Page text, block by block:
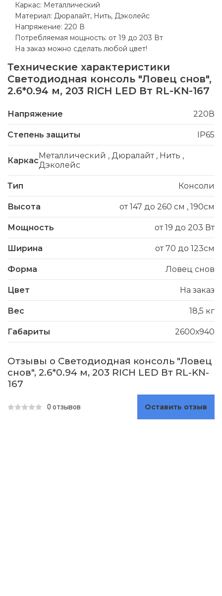
Каркас: Металлический
Материал: Дюралайт, Нить, Дэколейс
Напряжение: 220 В
Потребляемая мощность: от 19 до 203 Вт
На заказ можно сделать любой цвет!
Технические характеристики
Светодиодная консоль "Ловец снов",
2.6*0.94 м, 203 RICH LED Вт RL-KN-167
Напряжение 220В
Степень защиты IP65
Каркас Металлический , Дюралайт, Нить ,
Дэколейс
Тип Консоли
Высота от 147 до 260 см , 190см
Мощность от 19 до 203 Вт
Ширина от 70 до 123см
Форма Ловец снов
Цвет На заказ
Вес 18,5 кг
Габариты 2600х940
Отзывы о Светодиодная консоль "Ловец
снов", 2.6*0.94 м, 203 RICH LED Вт RL-KN-
167
0 отзывов Оставить отзыв